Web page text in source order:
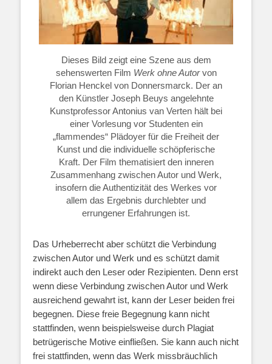
Dieses Bild zeigt eine Szene aus dem
sehenswerten Film Werk ohne Autorvon
Florian Henckel von Donnersmarck. Der an
den Künstler Joseph Beuys angelehnte
Kunstprofessor Antonius van Verten hält bei
einer Vorlesung vor Studenten ein
„flammendes“ Plädoyer für die Freiheit der
Kunst und die individuelle schöpferische
Kraft. Der Film thematisiert den inneren
Zusammenhang zwischen Autor und Werk,
insofern die Authentizität des Werkes vor
allem das Ergebnis durchlebter und
errungener Erfahrungen ist.
Das Urheberrecht aber schützt die Verbindung
zwischen Autor und Werk und es schützt damit
indirekt auch den Leser oder Rezipienten. Denn erst
wenn diese Verbindung zwischen Autor und Werk
ausreichend gewahrt ist, kann der Leser beiden frei
begegnen. Diese freie Begegnung kann nicht
stattfinden, wenn beispielsweise durch Plagiat
betrügerische Motive einfließen. Sie kann auch nicht
frei stattfinden, wenn das Werk missbräuchlich